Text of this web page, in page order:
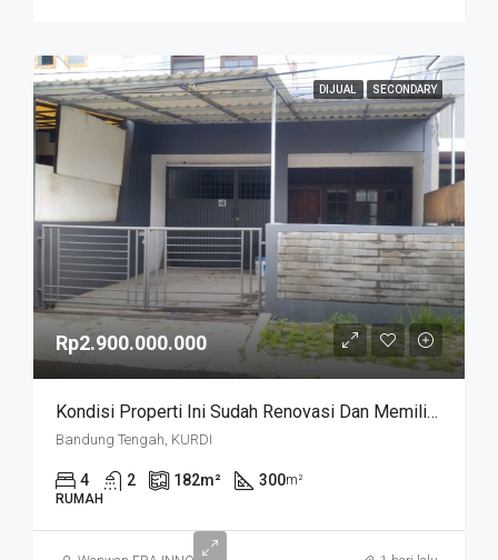
DIJUAL SECONDARY
Rp2.900.000.000
Kondisi Properti Ini Sudah Renovasi Dan Memiliki Desain Scandinavian Yang Menambah Daya Tarik Dan Estetika Properti Ini. Rumah Ini Berada Di Area Perumahan/komplek. Kurdi Timur
Bandung Tengah, KURDI
4 2 182m² 300m²
RUMAH